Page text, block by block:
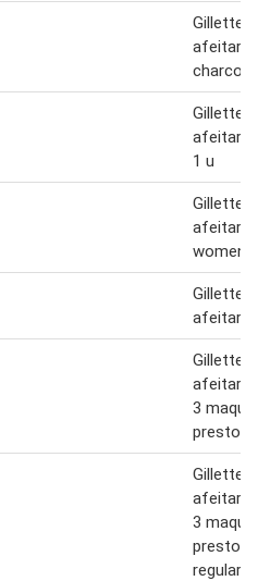
Gillette
afeitar
charcoal
Gillette
afeitar
1 u
Gillette
afeitar
women
Gillette
afeitar
Gillette
afeitar
3
Gillette
afeitar
3
regular 2